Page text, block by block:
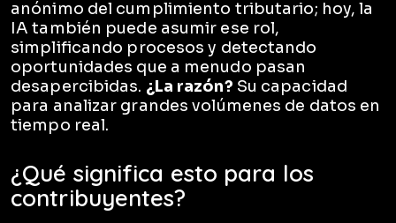
anónimo del cumplimiento tributario; hoy, la
IA también puede asumir ese rol,
simplificando procesos y detectando
oportunidades que a menudo pasan
desapercibidas. ¿La razón? Su capacidad
para analizar grandes volúmenes de datos en
tiempo real.
¿Qué significa esto para los
contribuyentes?